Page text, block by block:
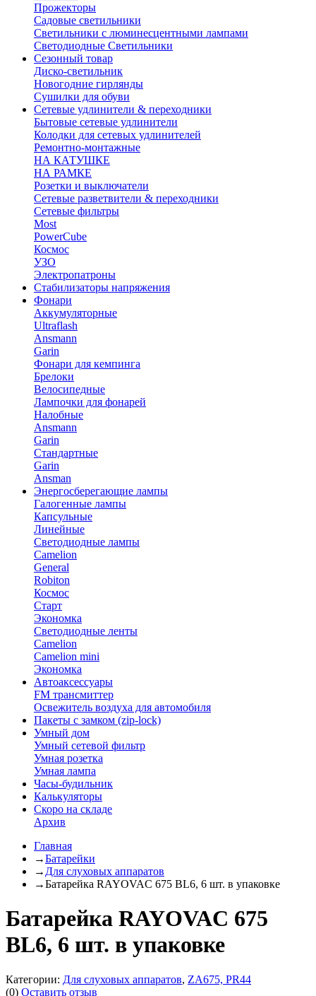
Прожекторы
Садовые светильники
Светильники с люминесцентными лампами
Светодиодные Светильники
Сезонный товар
Диско-светильник
Новогодние гирлянды
Сушилки для обуви
Сетевые удлинители & переходники
Бытовые сетевые удлинители
Колодки для сетевых удлинителей
Ремонтно-монтажные
НА КАТУШКЕ
НА РАМКЕ
Розетки и выключатели
Сетевые разветвители & переходники
Сетевые фильтры
Most
PowerCube
Космос
УЗО
Электропатроны
Стабилизаторы напряжения
Фонари
Аккумуляторные
Ultraflash
Ansmann
Garin
Фонари для кемпинга
Брелоки
Велосипедные
Лампочки для фонарей
Налобные
Ansmann
Garin
Стандартные
Garin
Ansman
Энергосберегающие лампы
Галогенные лампы
Капсульные
Линейные
Светодиодные лампы
Camelion
General
Robiton
Космос
Старт
Экономка
Светодиодные ленты
Camelion
Camelion mini
Экономка
Автоаксессуары
FM трансмиттер
Освежитель воздуха для автомобиля
Пакеты с замком (zip-lock)
Умный дом
Умный сетевой фильтр
Умная розетка
Умная лампа
Часы-будильник
Калькуляторы
Скоро на складе
Архив
Главная
→Батарейки
→ Для слуховых аппаратов
→Батарейка RAYOVAC 675 BL6, 6 шт. в упаковке
Батарейка RAYOVAC 675
BL6, 6 шт. в упаковке
Категории: Для слуховых аппаратов, ZA675, PR44
(0) Оставить отзыв